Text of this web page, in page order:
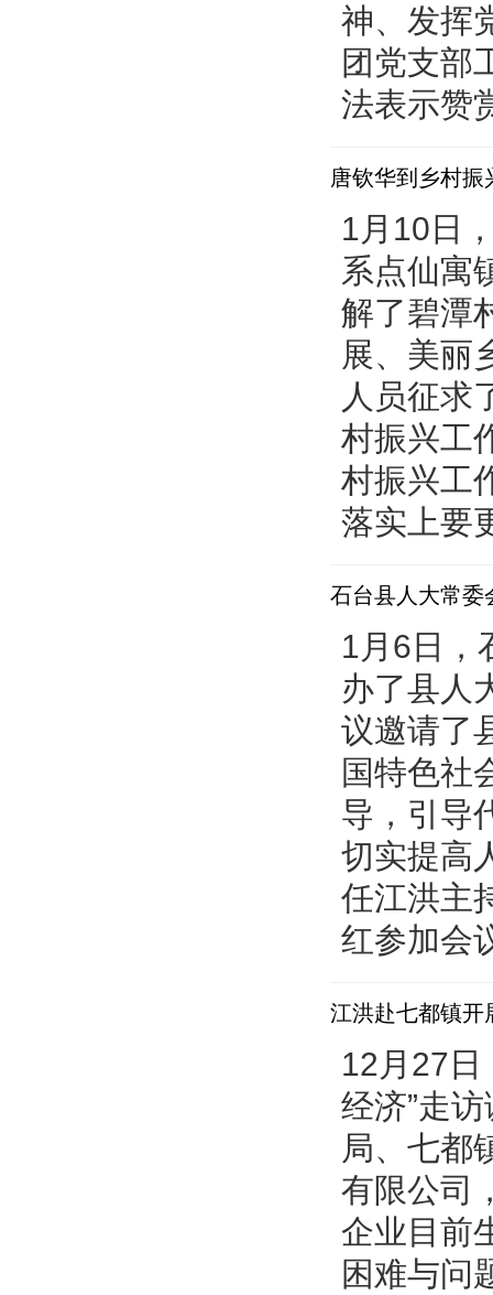
神、发挥
团党支部
法表示赞
唐钦华到乡村
1月10日
系点仙寓
解了碧潭
展、美丽
人员征求
村振兴工
村振兴工
落实上要
石台县人大常委
1月6日，
办了县人
议邀请了
国特色社
导，引导
切实提高
任江洪主
红参加会
江洪赴七都镇开
12月27日
经济”走
局、七都
有限公司
企业目前
困难与问